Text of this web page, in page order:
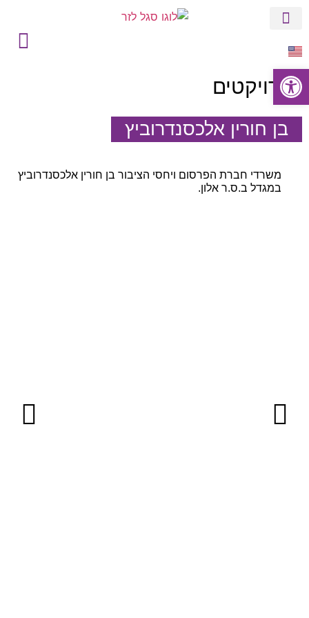
פתח סרגל נגישות
פרויקטים
בן חורין אלכסנדרוביץ
משרדי חברת הפרסום ויחסי הציבור בן חורין אלכסנדרוביץ
במגדל ב.ס.ר אלון.